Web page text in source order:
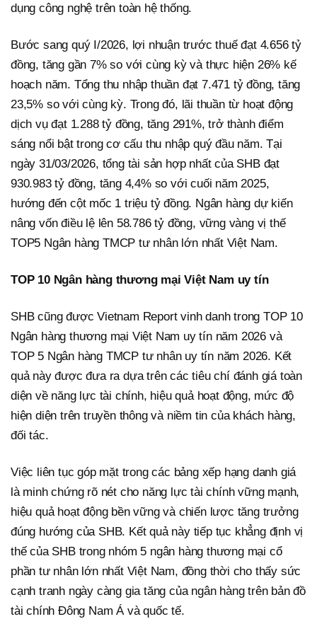
dụng công nghệ trên toàn hệ thống.
Bước sang quý I/2026, lợi nhuận trước thuế đạt 4.656 tỷ
đồng, tăng gần 7% so với cùng kỳ và thực hiện 26% kế
hoạch năm. Tổng thu nhập thuần đạt 7.471 tỷ đồng, tăng
23,5% so với cùng kỳ. Trong đó, lãi thuần từ hoạt động
dịch vụ đạt 1.288 tỷ đồng, tăng 291%, trở thành điểm
sáng nổi bật trong cơ cấu thu nhập quý đầu năm. Tại
ngày 31/03/2026, tổng tài sản hợp nhất của SHB đạt
930.983 tỷ đồng, tăng 4,4% so với cuối năm 2025,
hướng đến cột mốc 1 triệu tỷ đồng. Ngân hàng dự kiến
nâng vốn điều lệ lên 58.786 tỷ đồng, vững vàng vị thế
TOP5 Ngân hàng TMCP tư nhân lớn nhất Việt Nam.
TOP 10 Ngân hàng thương mại Việt Nam uy tín
SHB cũng được Vietnam Report vinh danh trong TOP 10
Ngân hàng thương mại Việt Nam uy tín năm 2026 và
TOP 5 Ngân hàng TMCP tư nhân uy tín năm 2026. Kết
quả này được đưa ra dựa trên các tiêu chí đánh giá toàn
diện về năng lực tài chính, hiệu quả hoạt động, mức độ
hiện diện trên truyền thông và niềm tin của khách hàng,
đối tác.
Việc liên tục góp mặt trong các bảng xếp hạng danh giá
là minh chứng rõ nét cho năng lực tài chính vững mạnh,
hiệu quả hoạt động bền vững và chiến lược tăng trưởng
đúng hướng của SHB. Kết quả này tiếp tục khẳng định vị
thế của SHB trong nhóm 5 ngân hàng thương mại cổ
phần tư nhân lớn nhất Việt Nam, đồng thời cho thấy sức
cạnh tranh ngày càng gia tăng của ngân hàng trên bản đồ
tài chính Đông Nam Á và quốc tế.